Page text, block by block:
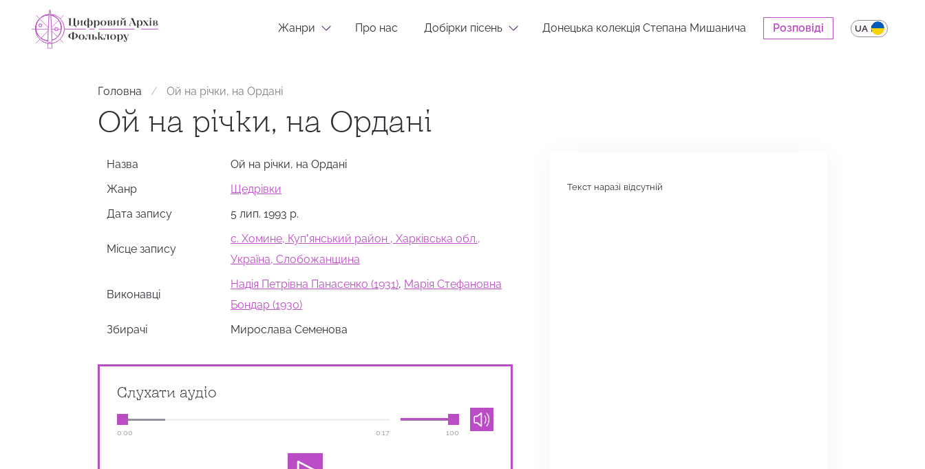
UA EN
Жанри Про нас Добірки пісень Донецька колекція Степана Мишанича Розповіді
Головна Ой на річки, на Ордані
Ой на річки, на Ордані
Назва Ой на річки, на Ордані
Жанр Щедрівки
Дата запису 5 лип. 1993 р.
Місце запису
с. Хомине, Купʼянський район , Харківська обл.,
Україна, Слобожанщина
Виконавці
Надія Петрівна Панасенко (1931), Марія Стефановна
Бондар (1930)
Збирачi Мирослава Семенова
Слухати аудіо
0:00 0:17 100
Текст наразі відсутній